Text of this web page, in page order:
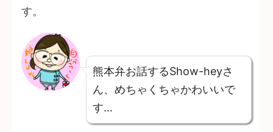
す。
熊本弁お話するShow-heyさ
ん、めちゃくちゃかわいいで
す…